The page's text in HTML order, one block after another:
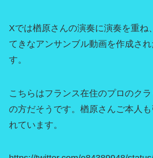
Xでは楢原さんの演奏に演奏を重ね
てきなアンサンブル動画を作成され
す。
こちらはフランス在住のプロのク
の方だそうです。楢原さんご本人も
れています。